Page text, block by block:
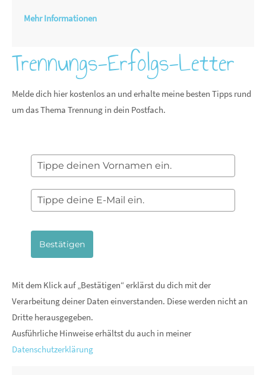
Mehr Informationen
Trennungs-Erfolgs-Letter
Melde dich hier kostenlos an und erhalte meine besten Tipps rund
um das Thema Trennung in dein Postfach.
Bestätigen
Mit dem Klick auf „Bestätigen“ erklärst du dich mit der
Verarbeitung deiner Daten einverstanden. Diese werden nicht an
Dritte herausgegeben.
Ausführliche Hinweise erhältst du auch in meiner
Datenschutzerklärung